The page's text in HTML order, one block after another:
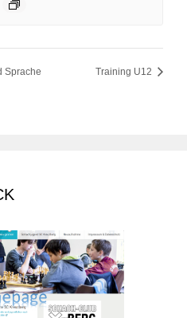
Sprache Training U12